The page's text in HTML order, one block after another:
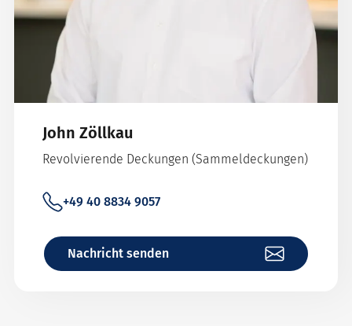
John Zöllkau
Revolvierende Deckungen (Sammeldeckungen)
+49 40 8834 9057
Nachricht senden